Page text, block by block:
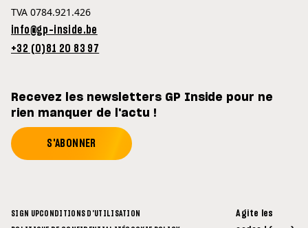
TVA 0784.921.426
info@gp-inside.be
+32 (0)81 20 83 97
Recevez les newsletters GP Inside pour ne
rien manquer de l'actu !
S'ABONNER
SIGN UPCONDITIONS D'UTILISATION
Agite les